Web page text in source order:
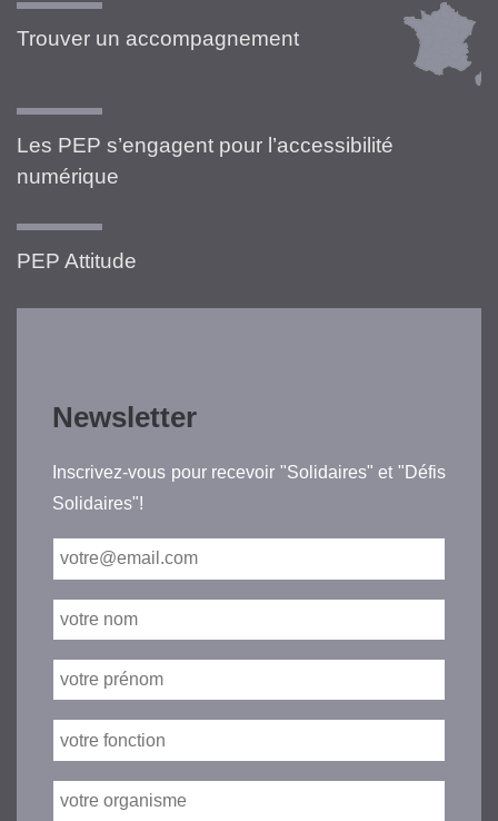
Trouver un accompagnement
Les PEP s’engagent pour l’accessibilité
numérique
PEP Attitude
Newsletter
Inscrivez-vous pour recevoir "Solidaires" et "Défis
Solidaires"!